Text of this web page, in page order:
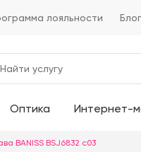
лояльности Блог
Оптика Интернет-
BANISS BSJ6832 c03